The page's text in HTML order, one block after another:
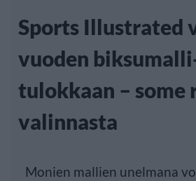
Sports Illustrated
vuoden
tulokkaan – some
valinnasta
Monien mallien unelmana